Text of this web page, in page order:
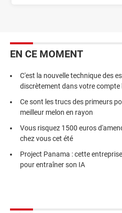
EN CE MOMENT
C'est la nouvelle technique des
discrètement dans votre compte
Ce sont les trucs des primeurs
meilleur melon en rayon
Vous risquez 1500 euros
chez vous cet été
Project Panama : cette
pour entraîner son IA